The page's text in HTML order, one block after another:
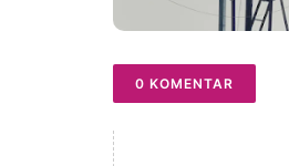
0 KOMENTAR